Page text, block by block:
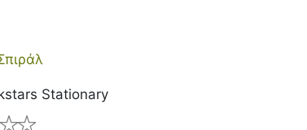
Stationary